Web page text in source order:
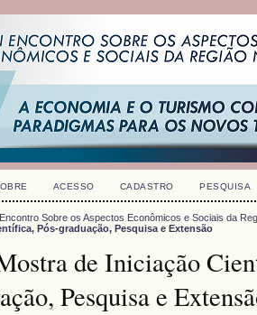
ACESSO CADASTRO PESQUISA
Sobre os Aspectos Econômicos e Sociais da
Pós-graduação, Pesquisa e Extensão
de Iniciação
Pesquisa e